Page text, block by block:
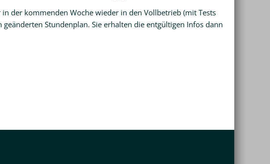
der kommenden Woche wieder in den Vollbetrieb (mit Tests
Stundenplan. Sie erhalten die entgültigen Infos dann